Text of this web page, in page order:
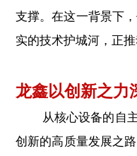
支撑。在这一背景下
实的技术护城河，正
龙鑫以创新之力
从核心设备的自主
创新的高质量发展之